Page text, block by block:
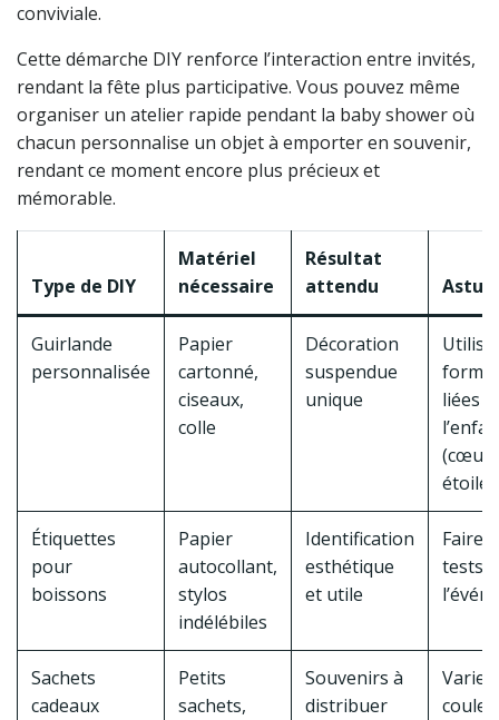
conviviale.
Cette démarche DIY renforce l’interaction entre invités,
rendant la fête plus participative. Vous pouvez même
organiser un atelier rapide pendant la baby shower où
chacun personnalise un objet à emporter en souvenir,
rendant ce moment encore plus précieux et
mémorable.
Type de DIY
Matériel
nécessaire
Résultat
attendu
Guirlande
personnalisée
Papier
cartonné,
ciseaux,
colle
Décoration
suspendue
unique
liées à
Étiquettes
pour
boissons
Papier
autocollant,
stylos
indélébiles
Identification
esthétique
et utile
Faire
tests
Sachets
cadeaux
Petits
sachets,
Souvenirs à
distribuer
Varier